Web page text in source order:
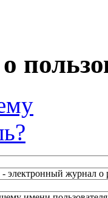
электронный журнал